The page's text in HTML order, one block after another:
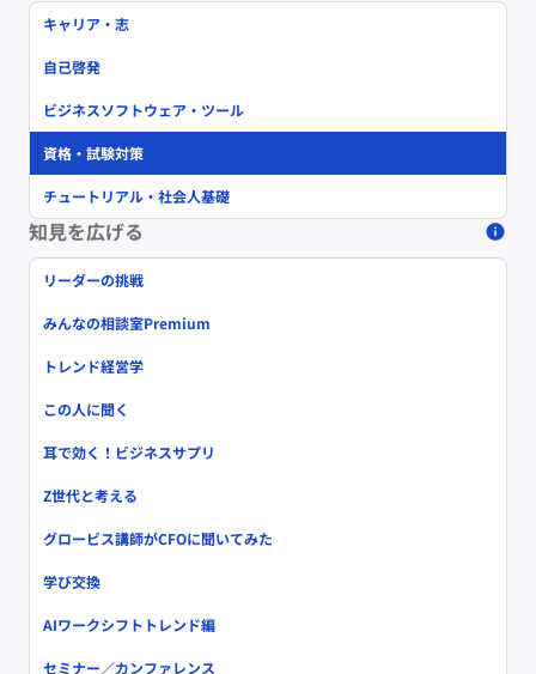
キャリア・志
自己啓発
ビジネスソフトウェア・ツール
資格・試験対策
チュートリアル・社会人基礎
知見を広げる
リーダーの挑戦
みんなの相談室Premium
トレンド経営学
この人に聞く
耳で効く！ビジネスサプリ
Z世代と考える
グロービス講師がCFOに聞いてみた
学び交換
AIワークシフトトレンド編
セミナー／カンファレンス